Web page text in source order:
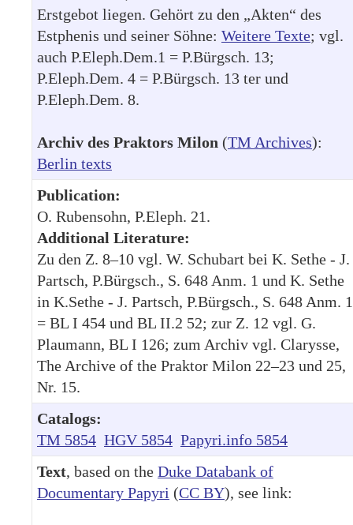
Erstgebot liegen. Gehört zu den „Akten“ des
Estphenis und seiner Söhne: Weitere Texte; vgl.
auch P.Eleph.Dem.1 = P.Bürgsch. 13;
P.Eleph.Dem. 4 = P.Bürgsch. 13 ter und
P.Eleph.Dem. 8.
Archiv des Praktors Milon (TM Archives):
Berlin texts
Publication:
O. Rubensohn, P.Eleph. 21.
Additional Literature:
Zu den Z. 8–10 vgl. W. Schubart bei K. Sethe - J.
Partsch, P.Bürgsch., S. 648 Anm. 1 und K. Sethe
in K.Sethe - J. Partsch, P.Bürgsch., S. 648 Anm. 1
= BL I 454 und BL II.2 52; zur Z. 12 vgl. G.
Plaumann, BL I 126; zum Archiv vgl. Clarysse,
The Archive of the Praktor Milon 22–23 und 25,
Nr. 15.
Catalogs:
TM 5854 HGV 5854 Papyri.info 5854
Text, based on the Duke Databank of
Documentary Papyri (CC BY), see link: